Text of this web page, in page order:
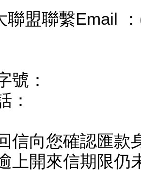
聯盟聯繫Email
號：
：
信向您確認匯款
上開來信期限仍